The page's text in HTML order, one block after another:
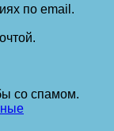
по email.
со спамом.